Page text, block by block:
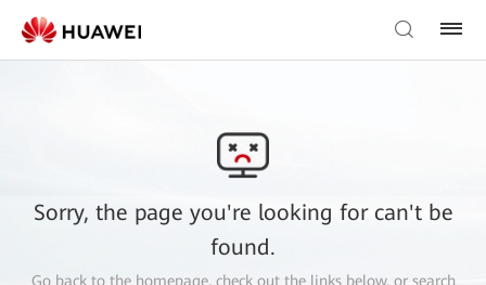
Sorry, the page you're looking for can't be
found.
Go back to the homepage, check out the links below, or search